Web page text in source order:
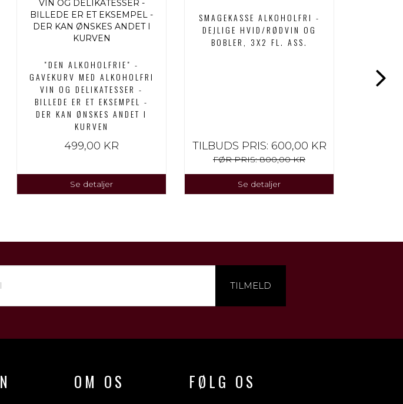
"DEN ALKOHOLFRIE" -
GAVEKURV MED ALKOHOLFRI
VIN OG DELIKATESSER -
BILLEDE ER ET EKSEMPEL -
DER KAN ØNSKES ANDET I
KURVEN
499,00 KR
Se detaljer
SMAGEKASSE ALKOHOLFRI -
DEJLIGE HVID/RØDVIN OG
BOBLER, 3X2 FL. ASS.
TILBUDS PRIS: 600,00 KR
FØR PRIS: 800,00 KR
Se detaljer
TILMELD
OM OS FØLG OS